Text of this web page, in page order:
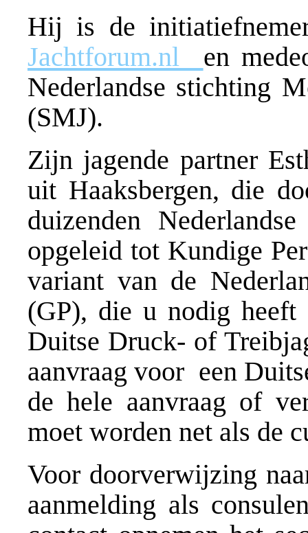
Hij is de
Jachtforum.nl en
Nederlandse stichting
(SMJ).
Zijn jagende partner
uit Haaksbergen, die
duizenden
opgeleid tot Kundige
variant van de
(GP), die u nodig heeft
Duitse Druck- of
aanvraag voor een
de hele aanvraag of
moet worden net als de
Voor doorverwijzing
aanmelding als